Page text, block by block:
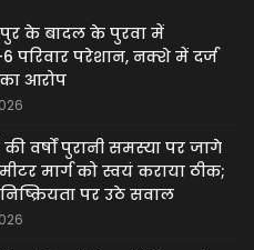
के बादल के पुरवा में
परिवार परेशान, नक्शे में दर्ज
आरोप
की वर्षों पुरानी समस्या पर जागे
मार्ग को स्वयं कराया ठीक;
निष्क्रियता पर उठे सवाल